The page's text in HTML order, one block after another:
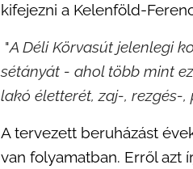
kifejezni a Kelenföld-
"A Déli Körvasút jelenlegi
sétányát - ahol több mint
lakó életterét, zaj-, rezgés-
A tervezett beruházást
van folyamatban. Erről azt